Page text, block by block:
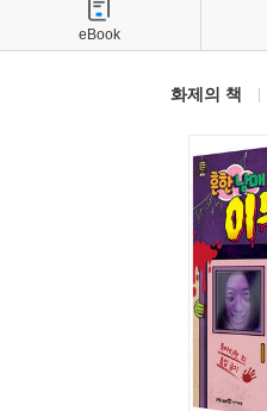
화제의 책
eBook